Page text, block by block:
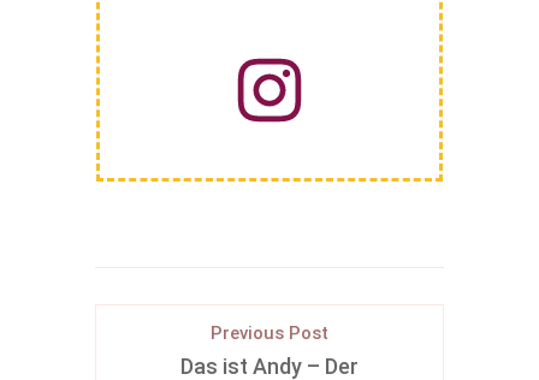
Previous Post
Das ist Andy – Der